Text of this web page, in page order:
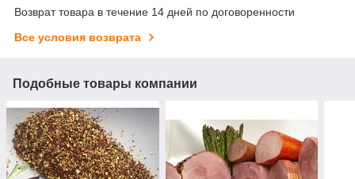
Возврат товара в течение 14 дней по договоренности
Все условия возврата
Подобные товары компании